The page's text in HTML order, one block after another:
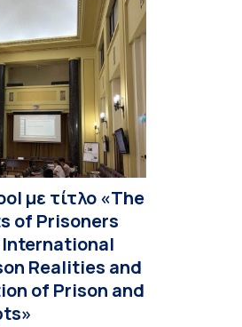
με τίτλο «The
of Prisoners
International
Realities and
of Prison and